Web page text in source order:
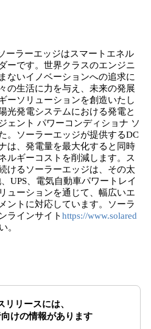
ーラーエッジはスマートエネル
ーです。世界クラスのエンジニ
ないイノベーションへの追求に
の生活に力を与え、未来の発展
ーソリューションを創造いたし
光発電システムにおける発電と
ェント パワーコンディショナ ソ
。ソーラーエッジが提供するDC
は、発電量を最大化すると同時
ルギーコストを削減します。ス
けるソーラーエッジは、その太
UPS、電気自動車パワートレイ
ューションを通じて、幅広いエ
ントに対応しています。ソーラ
ラインサイトhttps://www.solared
。
リリースには、
けの情報があります